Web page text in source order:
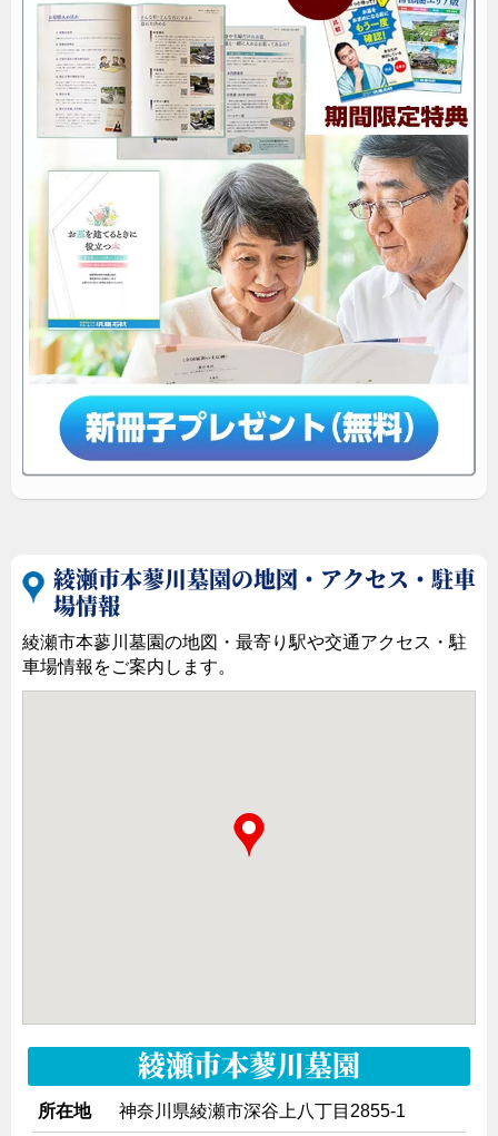
綾瀬市本蓼川墓園の地図・アクセス・駐車
場情報
綾瀬市本蓼川墓園の地図・最寄り駅や交通アクセス・駐
車場情報をご案内します。
綾瀬市本蓼川墓園
所在地 神奈川県綾瀬市深谷上八丁目2855-1